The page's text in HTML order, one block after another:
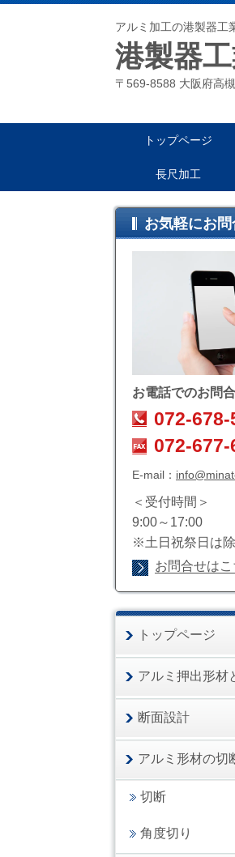
アルミ加工の港製器工
港製器
〒569-8588 大阪府高
トップページ
長尺加工
お気軽にお
お電話でのお問
072-678-
072-677-
E-mail：
＜受付時間＞
9:00～17:00
※土日祝祭日は除
お問合せはこ
トップページ
アルミ押出形材
断面設計
アルミ形材の切
切断
角度切り